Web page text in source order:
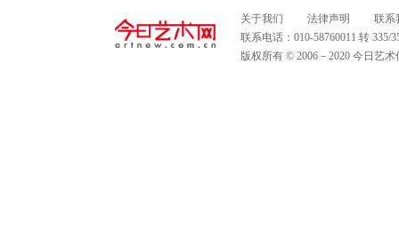
关于我们 法律声明
联系
联系电话：010-58760011 转
版权所有 © 2006－2020 今日艺